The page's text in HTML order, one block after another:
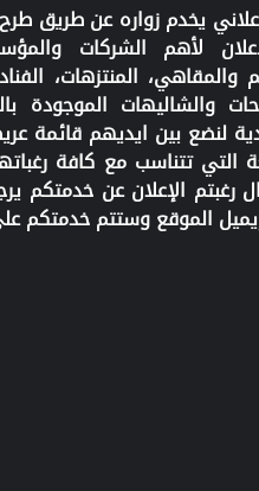
يخدم زواره عن طريق
لأهم الشركات
والمقاهي، المنتزهات،
والشاليهات الموجودة
لنضع بين ايديهم قائمة
التي تتناسب مع كافة
رغبتم الإعلان عن خدمتكم
الموقع وستتم خدمتكم